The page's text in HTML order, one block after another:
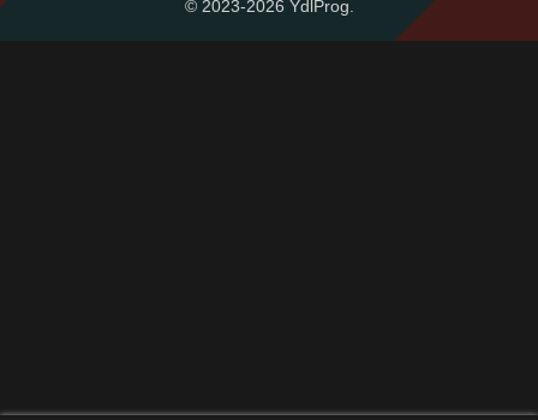
© 2023-2026 YdlProg.